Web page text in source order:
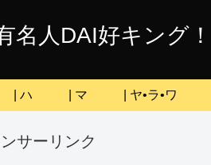
名人DAI好キング！
| ハ | マ | ヤ•ラ•ワ
サーリンク